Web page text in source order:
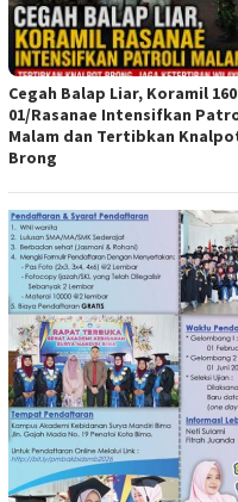
Cegah Balap Liar, Koramil
01/Rasanae Intensifkan
Malam dan Tertibkan
Brong